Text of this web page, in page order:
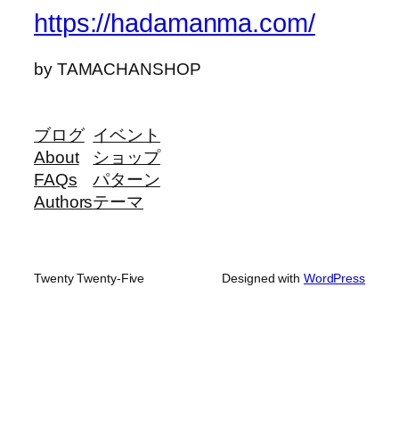
https://hadamanma.com/
by TAMACHANSHOP
ブログ
About
FAQs
Authors
イベント
ショップ
パターン
テーマ
Twenty Twenty-Five Designed with WordPress